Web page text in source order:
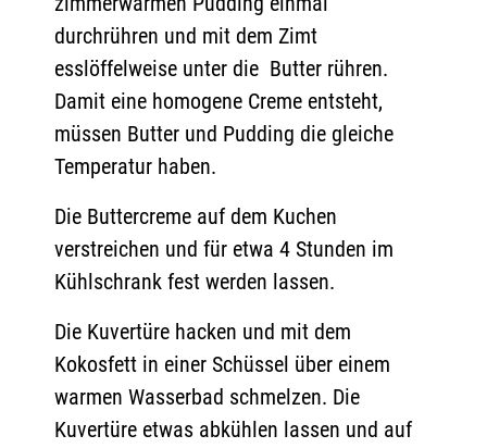
durchrühren und mit dem Zimt
esslöffelweise unter die Butter rühren.
Damit eine homogene Creme entsteht,
müssen Butter und Pudding die gleiche
Temperatur haben.
Die Buttercreme auf dem Kuchen
verstreichen und für etwa 4 Stunden im
Kühlschrank fest werden lassen.
Die Kuvertüre hacken und mit dem
Kokosfett in einer Schüssel über einem
warmen Wasserbad schmelzen. Die
Kuvertüre etwas abkühlen lassen und auf